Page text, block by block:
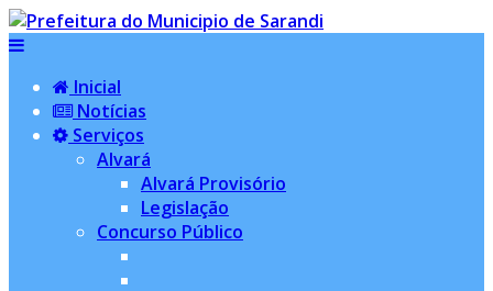
Inicial
Notícias
Serviços
Alvará
Alvará Provisório
Legislação
Concurso Público